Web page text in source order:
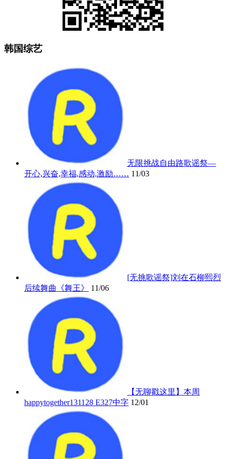
韩国综艺
无限挑战自由路歌谣祭—
开心,兴奋,幸福,感动,激励…… 11/03
[无挑歌谣祭]刘在石柳熙烈
后续舞曲《舞王》
11/06
【无聊戳这里】本周
happytogether131128 E327中字 12/01